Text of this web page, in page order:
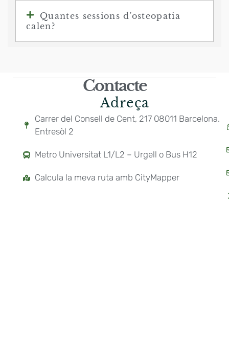
Quantes sessions d'osteopatia
calen?
Contacte
Adreça
Carrer del Consell de Cent, 217 08011 Barcelona.
Entresòl 2
Metro Universitat L1/L2 – Urgell o Bus H12
Calcula la meva ruta amb CityMapper